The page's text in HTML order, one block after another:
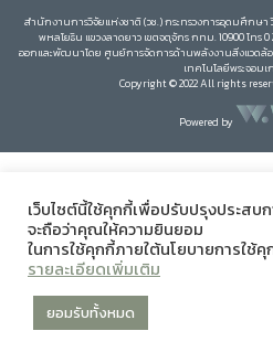
สำนักงานการวิจัยแห่งชาติ (วช.) กระทรวงการอุดมศึกษา
พหลโยธิน แขวงลาดยาว เขตจตุจักร กทม. 10900 โทร
ออกและพัฒนาโดย ศูนย์การจัดการด้านพลังงานสิ่งแวด
เทคโนโลยีพระจอม
Copyright © 2022 All rights
Powered by
เว็บไซต์นี้ใช้คุกกี้เพื่อปรับปรุงประสบ
จะถือว่าคุณให้ความยินยอม
ในการใช้คุกกี้ภายใต้นโยบายการใช้คุ
รายละเอียดเพิ่มเติม
ยอมรับทั้งหมด